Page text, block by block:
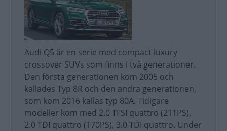
Audi Q5 är en serie med compact luxury
crossover SUVs som finns i två generationer.
Den första generationen kom 2005 och
kallades Typ 8R och den andra generationen,
som kom 2016 kallas typ 80A. Tidigare
modeller kom med 2.0 TFSI quattro (211PS),
2.0 TDI quattro (170PS), 3.0 TDI quattro. Under